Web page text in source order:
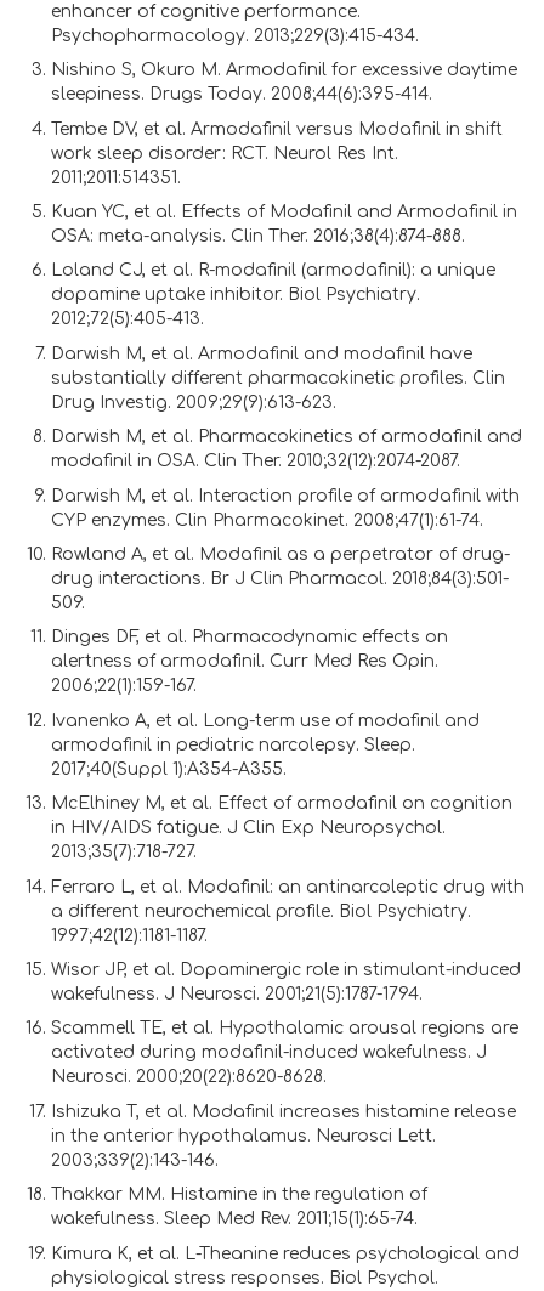
enhancer of cognitive performance.
Psychopharmacology. 2013;229(3):415-434.
Nishino S, Okuro M. Armodafinil for excessive daytime
sleepiness. Drugs Today. 2008;44(6):395-414.
Tembe DV, et al. Armodafinil versus Modafinil in shift
work sleep disorder: RCT. Neurol Res Int.
2011;2011:514351.
Kuan YC, et al. Effects of Modafinil and Armodafinil in
OSA: meta-analysis. Clin Ther. 2016;38(4):874-888.
Loland CJ, et al. R-modafinil (armodafinil): a unique
dopamine uptake inhibitor. Biol Psychiatry.
2012;72(5):405-413.
Darwish M, et al. Armodafinil and modafinil have
substantially different pharmacokinetic profiles. Clin
Drug Investig. 2009;29(9):613-623.
Darwish M, et al. Pharmacokinetics of armodafinil and
modafinil in OSA. Clin Ther. 2010;32(12):2074-2087.
Darwish M, et al. Interaction profile of armodafinil with
CYP enzymes. Clin Pharmacokinet. 2008;47(1):61-74.
Rowland A, et al. Modafinil as a perpetrator of drug-
drug interactions. Br J Clin Pharmacol. 2018;84(3):501-
509.
Dinges DF, et al. Pharmacodynamic effects on
alertness of armodafinil. Curr Med Res Opin.
2006;22(1):159-167.
Ivanenko A, et al. Long-term use of modafinil and
armodafinil in pediatric narcolepsy. Sleep.
2017;40(Suppl 1):A354-A355.
McElhiney M, et al. Effect of armodafinil on cognition
in HIV/AIDS fatigue. J Clin Exp Neuropsychol.
2013;35(7):718-727.
Ferraro L, et al. Modafinil: an antinarcoleptic drug with
a different neurochemical profile. Biol Psychiatry.
1997;42(12):1181-1187.
Wisor JP, et al. Dopaminergic role in stimulant-induced
wakefulness. J Neurosci. 2001;21(5):1787-1794.
Scammell TE, et al. Hypothalamic arousal regions are
activated during modafinil-induced wakefulness. J
Neurosci. 2000;20(22):8620-8628.
Ishizuka T, et al. Modafinil increases histamine release
in the anterior hypothalamus. Neurosci Lett.
2003;339(2):143-146.
Thakkar MM. Histamine in the regulation of
wakefulness. Sleep Med Rev. 2011;15(1):65-74.
Kimura K, et al. L-Theanine reduces psychological and
physiological stress responses. Biol Psychol.